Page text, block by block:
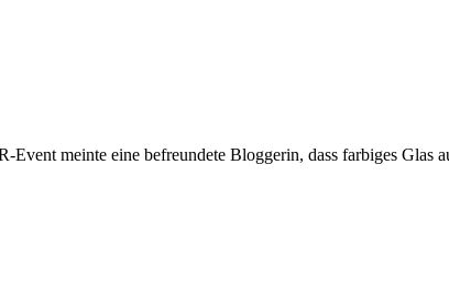
meinte eine befreundete Bloggerin, dass farbiges Glas